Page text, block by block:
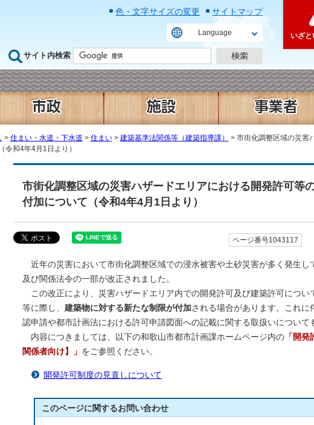
色・文字サイズの変更 サイトマップ
Language
サイト内検索
いざ
> 住まい・水道・下水道 > 住まい> 建築基準法関係等（建築指導課）
> 市街化調整区域の災害
令和4年4月1日より）
市街化調整区域の災害ハザードエリアにおける開発許可等
付加について（令和4年4月1日より）
ページ番号1043117
近年の災害において市街化調整区域での浸水被害や土砂災害が多く発生し
及び関係法令の一部が改正されました。
この改正により、災害ハザードエリア内での開発許可及び建築許可につい
等に際し、 建築物に対する新たな制限が付加される場合があります。これ
認申請や都市計画法における許可申請図面への記載に関する取扱いについて
内容につきましては、以下の和歌山市都市計画課ホームページ内の 「開
関係者向け】」 をご参照ください。
開発許可制度の見直しについて
このページに関するお問い合わせ